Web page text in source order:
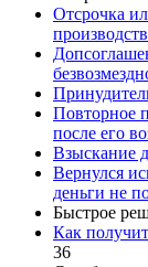
Отсрочка
Повторное
после его
Взыскание
Вернулся
деньги не
Быстрое
Как
36